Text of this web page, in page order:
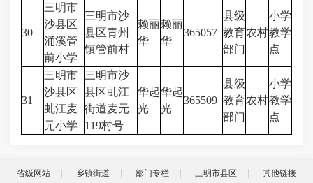
30
三明市
沙县区
涌溪管
前小学
三明市沙
县区青州
镇管前村
赖丽
华
赖丽
华
365057
县级
教育
部门
农村
小学
教学
点
31
三明市
沙县区
虬江麦
元小学
三明市沙
县区虬江
街道麦元
119村号
华起
光
华起
光
365509
县级
教育
部门
农村
小学
教学
点
省级网站 乡镇街道 部门专栏 三明市县区 其他链接